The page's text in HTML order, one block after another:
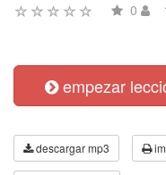
0
empezar
descargar mp3